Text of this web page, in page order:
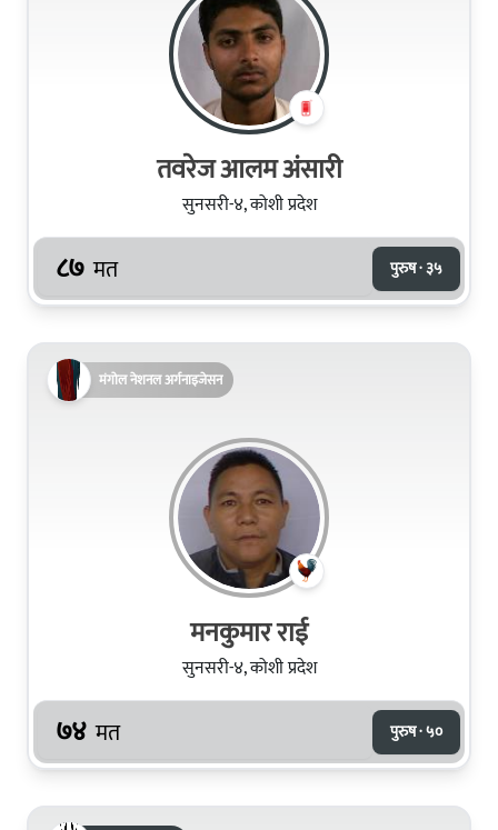
तवरेज आलम अंसारी
सुनसरी-४, कोशी प्रदेश
८७ मत पुरुष · ३५
मंगोल नेशनल अर्गनाइजेसन
मनकुमार राई
सुनसरी-४, कोशी प्रदेश
७४ मत पुरुष · ५०